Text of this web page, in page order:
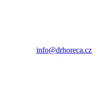
info@drhoreca.cz